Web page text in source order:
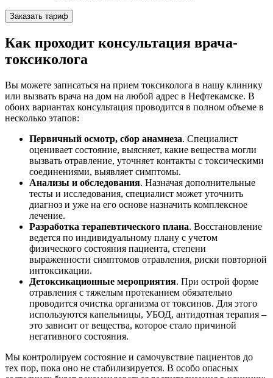
Заказать тариф
Как проходит консультация врача-
токсиколога
Вы можете записаться на прием токсиколога в нашу клинику
или вызвать врача на дом на любой адрес в Нефтекамске. В
обоих вариантах консультация проводится в полном объеме в
несколько этапов:
Первичный осмотр, сбор анамнеза. Специалист
оценивает состояние, выясняет, какие вещества могли
вызвать отравление, уточняет контакты с токсическими
соединениями, выявляет симптомы.
Анализы и обследования. Назначая дополнительные
тесты и исследования, специалист может уточнить
диагноз и уже на его основе назначить комплексное
лечение.
Разработка терапевтического плана. Восстановление
ведется по индивидуальному плану с учетом
физического состояния пациента, степени
выраженности симптомов отравления, риски повторной
интоксикации.
Детоксикационные мероприятия. При острой форме
отравления с тяжелым протеканием обязательно
проводится очистка организма от токсинов. Для этого
используются капельницы, УБОД, антидотная терапия –
это зависит от вещества, которое стало причиной
негативного состояния.
Мы контролируем состояние и самочувствие пациентов до
тех пор, пока оно не стабилизируется. В особо опасных